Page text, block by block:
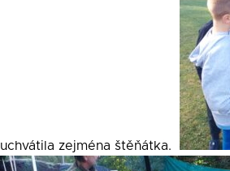
uchvátila zejména štěňátka.